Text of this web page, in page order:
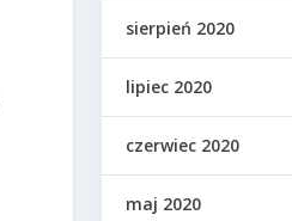
sierpień 2020
lipiec 2020
czerwiec 2020
maj 2020